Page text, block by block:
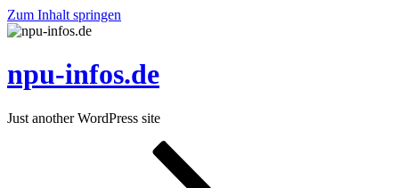
Zum Inhalt springen
npu-infos.de
Just another WordPress site